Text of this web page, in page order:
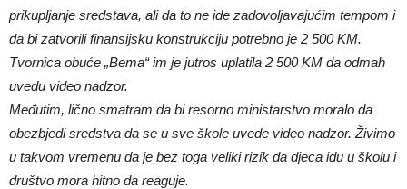
prikupljanje sredstava, ali da to ne ide zadovoljavajućim tempom i
da bi zatvorili finansijsku konstrukciju potrebno je 2 500 KM.
Tvornica obuće „Bema“ im je jutros uplatila 2 500 KM da odmah
uvedu video nadzor.
Međutim, lično smatram da bi resorno ministarstvo moralo da
obezbjedi sredstva da se u sve škole uvede video nadzor. Živimo
u takvom vremenu da je bez toga veliki rizik da djeca idu u školu i
društvo mora hitno da reaguje.